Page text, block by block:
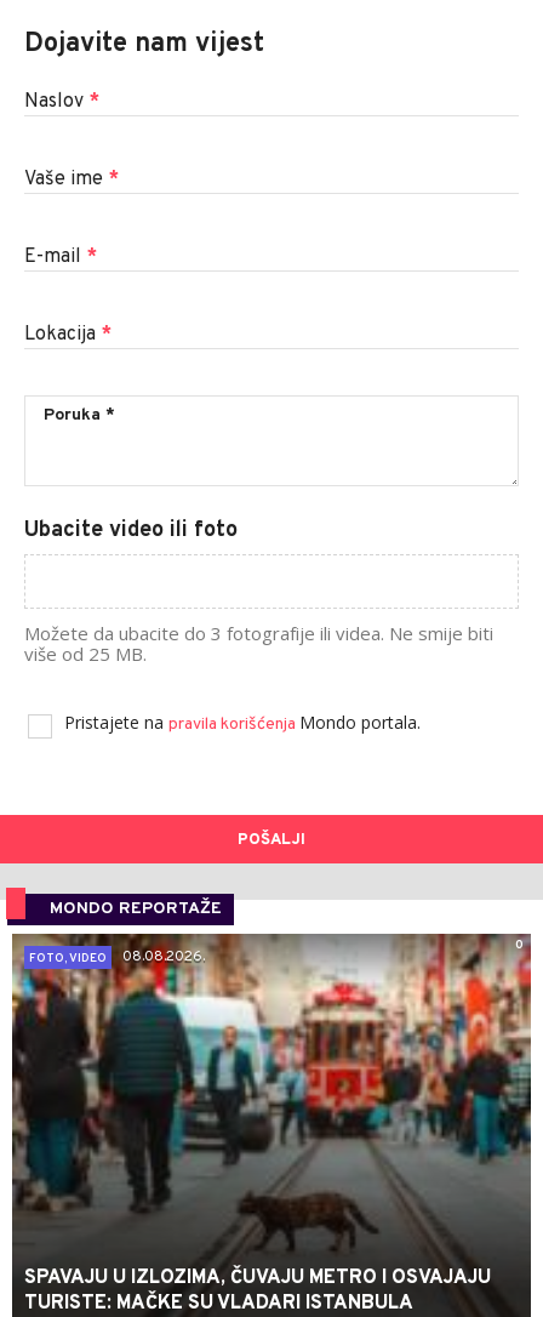
Dojavite nam vijest
Naslov *
Vaše ime *
E-mail *
Lokacija *
Ubacite video ili foto
Možete da ubacite do 3 fotografije ili videa. Ne smije biti
više od 25 MB.
Pristajete na pravila korišćenja Mondo portala.
POŠALJI
MONDO REPORTAŽE
0
FOTO, VIDEO
08.08.2026.
SPAVAJU U IZLOZIMA, ČUVAJU METRO I OSVAJAJU
TURISTE: MAČKE SU VLADARI ISTANBULA